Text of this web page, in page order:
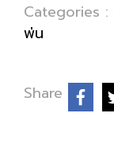
Categories :
พ่น
Share